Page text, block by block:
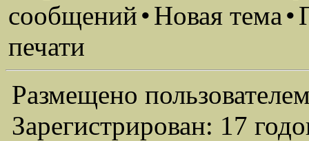
сообщений•Новая тема•
печати
Размещено
Зарегистрирован: 17